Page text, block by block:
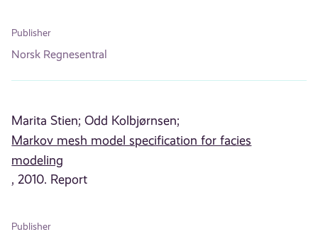
Publisher
Norsk Regnesentral
Marita Stien; Odd Kolbjørnsen;
Markov mesh model specification for facies
modeling
, 2010. Report
Publisher